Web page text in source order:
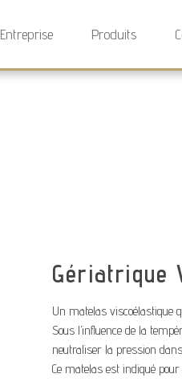
Entreprise Produits
Gériatrique
Un matelas viscoélastique
Sous l’influence de la
neutraliser la pression
Ce matelas est indiqué